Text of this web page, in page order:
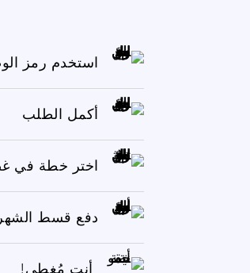
استخدم رمز
أكمل الطلب
اختر خطة في غضون 60 يوما من
دفع قسط
أنت مُغطى!